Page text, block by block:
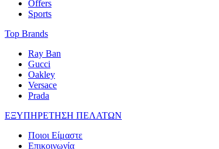
Offers
Sports
Top Brands
Ray Ban
Gucci
Oakley
Versace
Prada
ΕΞΥΠΗΡΕΤΗΣΗ ΠΕΛΑΤΩΝ
Ποιοι Είμαστε
Επικοινωνία